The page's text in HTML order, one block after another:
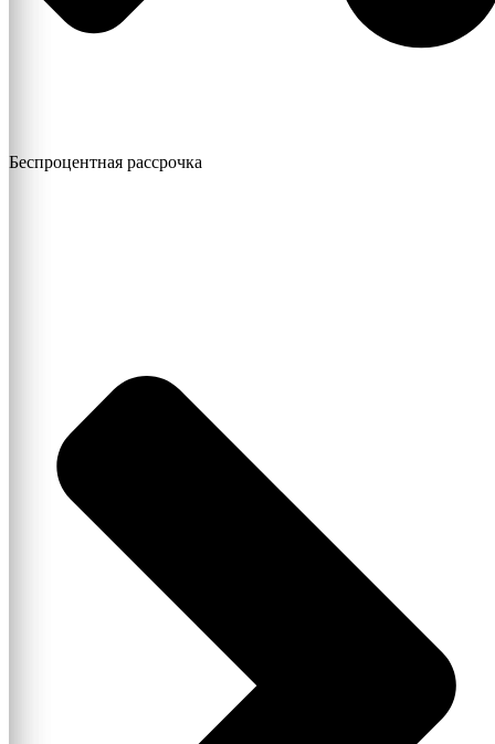
Беспроцентная рассрочка